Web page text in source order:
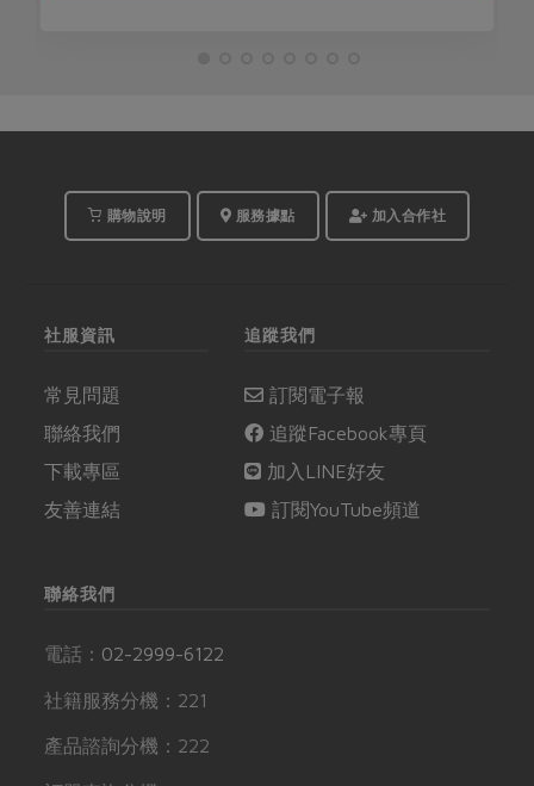
購物說明 服務據點 加入合作社
社服資訊
常見問題
聯絡我們
下載專區
友善連結
追蹤我們
訂閱電子報
追蹤Facebook專頁
加入LINE好友
訂閱YouTube頻道
聯絡我們
電話： 02-2999-6122
社籍服務分機：221
產品諮詢分機：222